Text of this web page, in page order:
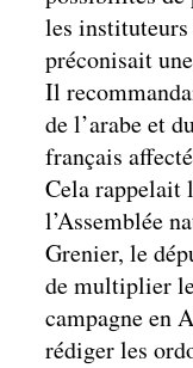
les
préconisait
Il
de l’arabe et
français
Cela rappelait
l’Assemblée
Grenier, le
de multiplier
campagne en
rédiger les